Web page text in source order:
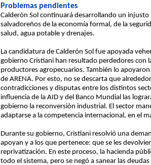
Problemas pendientes
Calderón Sol continuará desarrollando un
salvadoreños de la economía formal, de la
salud, agua potable y drenajes.
La candidatura de Calderón Sol fue apoyada
gobierno Cristiani han resultado perdedores con
productores agropecuarios. También lo
de ARENA. Por esto, no se descarta que
contradicciones y disputas entre los distintos
influencia de la AID y del Banco Mundial las
gobierno la reconversión industrial. El sector
adaptarse a la competencia internacional, en el
Durante su gobierno, Cristiani resolvió una
apoyan y a los que pertenece: que se les
reprivatización. En este proceso, la hacienda
todo el sistema, pero se negó a sanear las